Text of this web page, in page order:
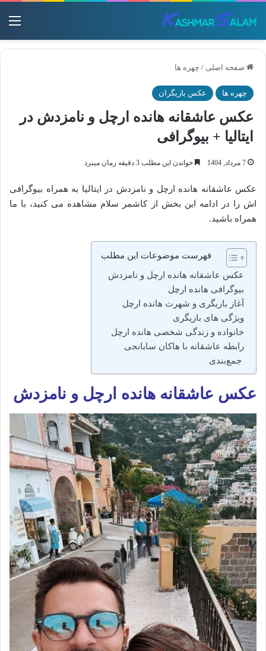
صفحه اصلی / چهره ها
چهره ها عکس بازیگران
عکس عاشقانه هانده ارچل و نامزدش در
ایتالیا + بیوگرافی
7 مرداد, 1404 خواندن این مطلب 3 دقیقه زمان میبرد
عکس عاشقانه هانده ارچل و نامزدش در ایتالیا به همراه بیوگرافی
اش را در ادامه این بخش از کاشمر سلام مشاهده می کنید، با ما
همراه باشید.
فهرست موضوعات این مطلب
عکس عاشقانه هانده ارچل و نامزدش
بیوگرافی هانده ارچل
آغاز بازیگری و شهرت هانده ارچل
ویژگی‌ های بازیگری
خانواده و زندگی شخصی هانده ارچل
رابطه عاشقانه با هاکان سابانجی
جمع‌بندی
عکس عاشقانه هانده ارچل و نامزدش